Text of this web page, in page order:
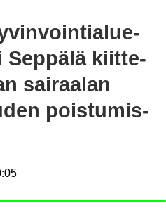
Sep­pä­lä kiit­te­
sai­raa­lan
pois­tu­mis­